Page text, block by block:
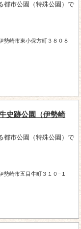
都市公園（特殊公園）で
勢崎市東小保方町３８０８
史跡公園（伊勢崎
都市公園（特殊公園）で
勢崎市五目牛町３１０−１